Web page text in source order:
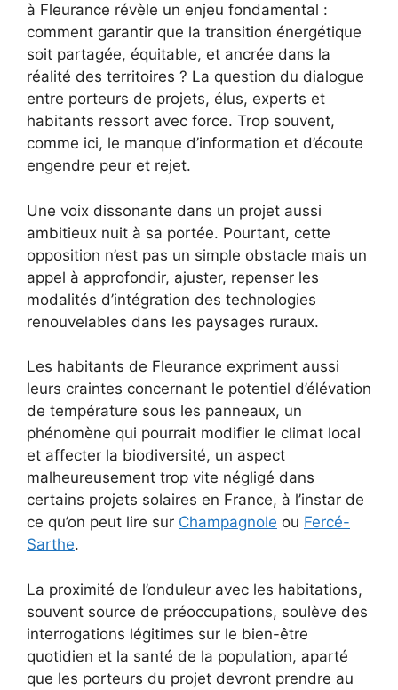
à Fleurance révèle un enjeu fondamental :
comment garantir que la transition énergétique
soit partagée, équitable, et ancrée dans la
réalité des territoires ? La question du dialogue
entre porteurs de projets, élus, experts et
habitants ressort avec force. Trop souvent,
comme ici, le manque d’information et d’écoute
engendre peur et rejet.
Une voix dissonante dans un projet aussi
ambitieux nuit à sa portée. Pourtant, cette
opposition n’est pas un simple obstacle mais un
appel à approfondir, ajuster, repenser les
modalités d’intégration des technologies
renouvelables dans les paysages ruraux.
Les habitants de Fleurance expriment aussi
leurs craintes concernant le potentiel d’élévation
de température sous les panneaux, un
phénomène qui pourrait modifier le climat local
et affecter la biodiversité, un aspect
malheureusement trop vite négligé dans
certains projets solaires en France, à l’instar de
ce qu’on peut lire sur Champagnole ou Fercé-
Sarthe.
La proximité de l’onduleur avec les habitations,
souvent source de préoccupations, soulève des
interrogations légitimes sur le bien-être
quotidien et la santé de la population, aparté
que les porteurs du projet devront prendre au